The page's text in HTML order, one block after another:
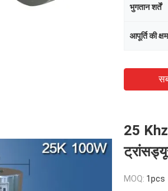
भुगतान शर्तें
आपूर्ति की
25 Khz
MOQ: 1pcs